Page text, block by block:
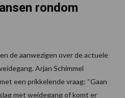
rondom
de aanwezigen over de actuele
Arjan Schimmel
een prikkelende vraag: “Gaan
met weidegang of komt er